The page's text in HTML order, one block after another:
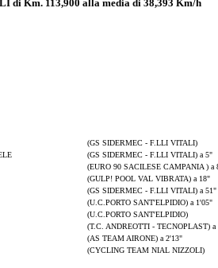
di Km. 113,900 alla media di 38,393 Km/h
(GS SIDERMEC - F.LLI VITALI)
(GS SIDERMEC - F.LLI VITALI) a 5"
(EURO 90 SACILESE CAMPANIA ) a
(GULP! POOL VAL VIBRATA) a 18"
(GS SIDERMEC - F.LLI VITALI) a 51"
(U.C.PORTO SANT'ELPIDIO) a 1'05"
(U.C.PORTO SANT'ELPIDIO)
(T.C. ANDREOTTI - TECNOPLAST) a
(AS TEAM AIRONE) a 2'13"
(CYCLING TEAM NIAL NIZZOLI)